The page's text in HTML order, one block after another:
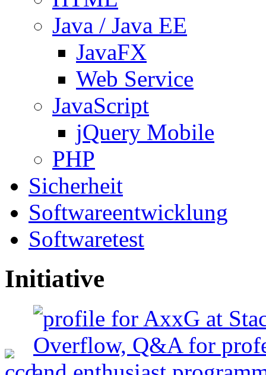
Java / Java EE
JavaFX
Web Service
JavaScript
jQuery Mobile
PHP
Sicherheit
Softwareentwicklung
Softwaretest
Initiative